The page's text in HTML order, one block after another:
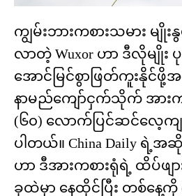
ကျွမ်းဘားကစားသမား မ
လာတဲ့ Wuxor ဟာ ဒီလိုမျိုး
အောင်မြင်စွာဖြတ်ကူးနို
နာမည်ကျော်ငှက်သိုက် အားက
(၆၀) လောက်ပြင်ဆင်လေ့
ပါတယ်။ China Daily ရဲ့အ
ဟာ ဒီအားကစားရုံရဲ့ ထိပ်ဖ
ခုထဲမှာ နေထိုင်ပြီး တစ်နေ့ကို